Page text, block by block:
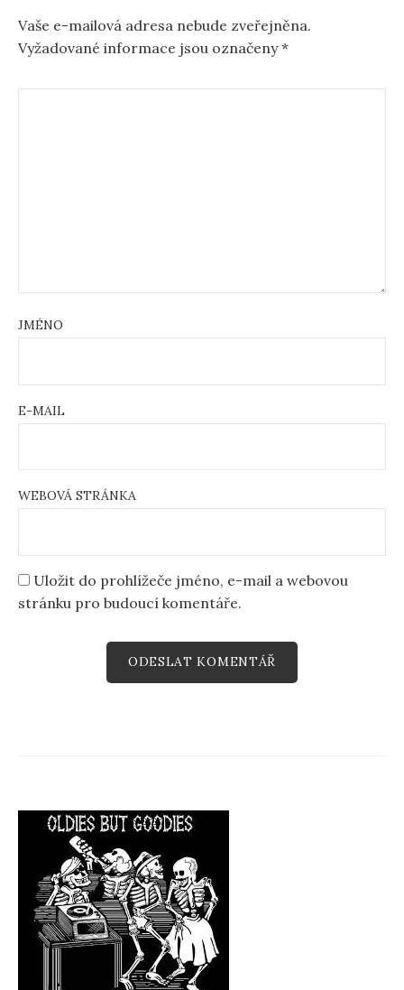
Vaše e-mailová adresa nebude zveřejněna.
Vyžadované informace jsou označeny*
JMÉNO
E-MAIL
WEBOVÁ STRÁNKA
Uložit do prohlížeče jméno, e-mail a webovou
stránku pro budoucí komentáře.